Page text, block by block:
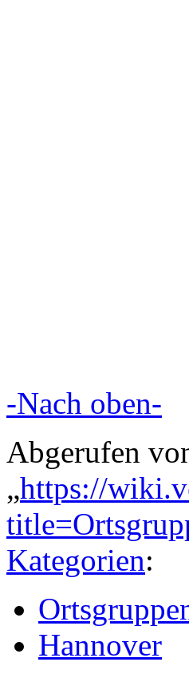
-Nach oben-
Abgerufen
„https://
Kategorien:
Hannover